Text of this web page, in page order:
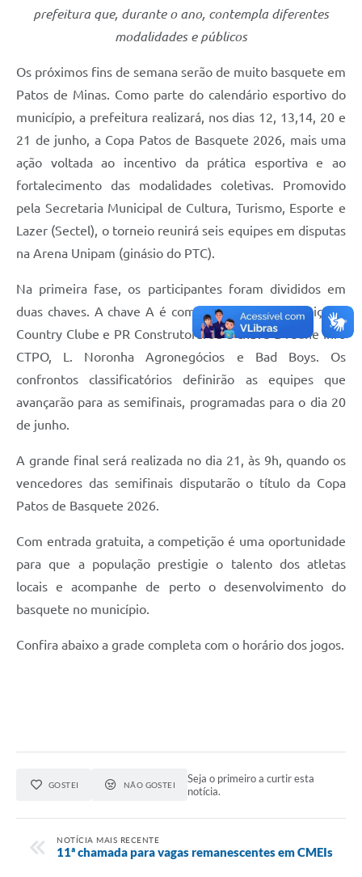
prefeitura que, durante o ano, contempla diferentes
modalidades e públicos
Os próximos fins de semana serão de muito basquete em
Patos de Minas. Como parte do calendário esportivo do
município, a prefeitura realizará, nos dias 12, 13,14, 20 e
21 de junho, a Copa Patos de Basquete 2026, mais uma
ação voltada ao incentivo da prática esportiva e ao
fortalecimento das modalidades coletivas. Promovido
pela Secretaria Municipal de Cultura, Turismo, Esporte e
Lazer (Sectel), o torneio reunirá seis equipes em disputas
na Arena Unipam (ginásio do PTC).
Na primeira fase, os participantes foram divididos em
duas chaves. A chave A é composta por Visara, Caiçaras
Country Clube e PR Construtora. Já a chave B reúne Info
CTPO, L. Noronha Agronegócios e Bad Boys. Os
confrontos classificatórios definirão as equipes que
avançarão para as semifinais, programadas para o dia 20
de junho.
A grande final será realizada no dia 21, às 9h, quando os
vencedores das semifinais disputarão o título da Copa
Patos de Basquete 2026.
Com entrada gratuita, a competição é uma oportunidade
para que a população prestigie o talento dos atletas
locais e acompanhe de perto o desenvolvimento do
basquete no município.
Confira abaixo a grade completa com o horário dos jogos.
GOSTEI NÃO GOSTEI
Seja o primeiro a curtir esta
notícia.
NOTÍCIA MAIS RECENTE
11ª chamada para vagas remanescentes em CMEIs